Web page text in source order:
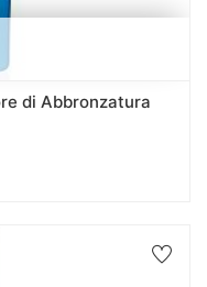
di Abbronzatura